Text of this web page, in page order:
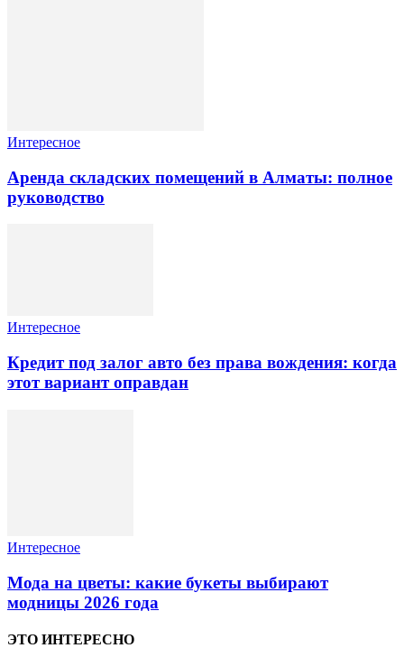
Интересное
Аренда складских помещений в Алматы: полное
руководство
Интересное
Кредит под залог авто без права вождения: когда
этот вариант оправдан
Интересное
Мода на цветы: какие букеты выбирают
модницы 2026 года
ЭТО ИНТЕРЕСНО